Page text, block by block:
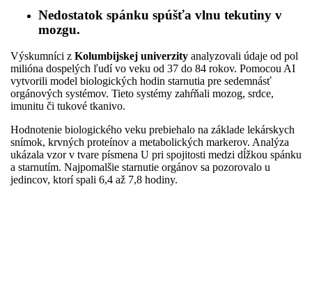
Nedostatok spánku spúšťa vlnu tekutiny v
mozgu.
Výskumníci z Kolumbijskej univerzity analyzovali údaje od pol
milióna dospelých ľudí vo veku od 37 do 84 rokov. Pomocou AI
vytvorili model biologických hodin starnutia pre sedemnásť
orgánových systémov. Tieto systémy zahŕňali mozog, srdce,
imunitu či tukové tkanivo.
Hodnotenie biologického veku prebiehalo na základe lekárskych
snímok, krvných proteínov a metabolických markerov. Analýza
ukázala vzor v tvare písmena U pri spojitosti medzi dĺžkou spánku
a starnutím. Najpomalšie starnutie orgánov sa pozorovalo u
jedincov, ktorí spali 6,4 až 7,8 hodiny.